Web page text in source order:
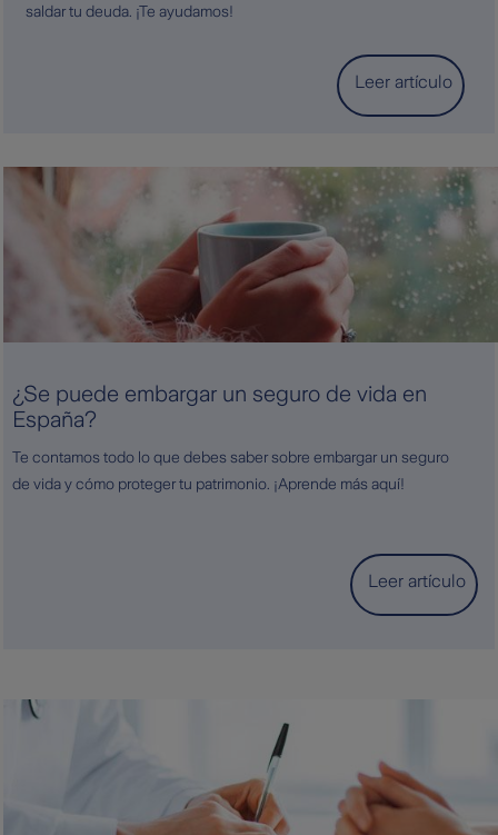
saldar tu deuda. ¡Te ayudamos!
Leer artículo
¿Se puede embargar un seguro de vida en
España?
Te contamos todo lo que debes saber sobre embargar un seguro
de vida y cómo proteger tu patrimonio. ¡Aprende más aquí!
Leer artículo